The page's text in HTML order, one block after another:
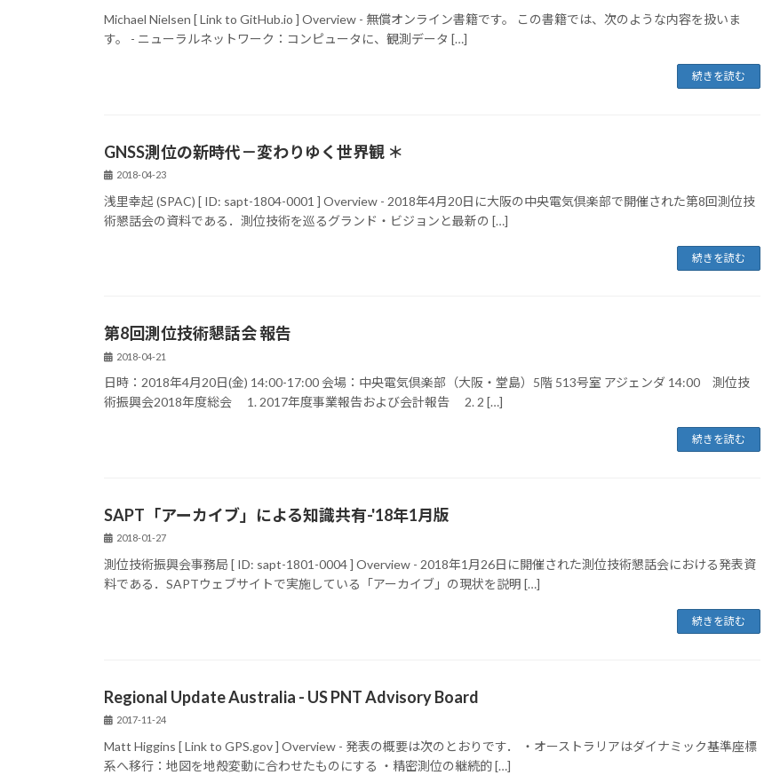
Michael Nielsen [ Link to GitHub.io ] Overview - 無償オンライン書籍です。 この書籍では、次のような内容を扱いま
す。 - ニューラルネットワーク：コンピュータに、観測データ […]
続きを読む
GNSS測位の新時代－変わりゆく世界観 ＊
2018-04-23
浅里幸起 (SPAC) [ ID: sapt-1804-0001 ] Overview - 2018年4月20日に大阪の中央電気倶楽部で開催された第8回測位技
術懇話会の資料である．測位技術を巡るグランド・ビジョンと最新の […]
続きを読む
第8回測位技術懇話会 報告
2018-04-21
日時：2018年4月20日(金) 14:00-17:00 会場：中央電気倶楽部（大阪・堂島）5階 513号室 アジェンダ 14:00 測位技
術振興会2018年度総会 1. 2017年度事業報告および会計報告 2. 2 […]
続きを読む
SAPT「アーカイブ」による知識共有-'18年1月版
2018-01-27
測位技術振興会事務局 [ ID: sapt-1801-0004 ] Overview - 2018年1月26日に開催された測位技術懇話会における発表資
料である．SAPTウェブサイトで実施している「アーカイブ」の現状を説明 […]
続きを読む
Regional Update Australia - US PNT Advisory Board
2017-11-24
Matt Higgins [ Link to GPS.gov ] Overview - 発表の概要は次のとおりです． ・オーストラリアはダイナミック基準座標
系へ移行：地図を地殻変動に合わせたものにする ・精密測位の継続的 […]